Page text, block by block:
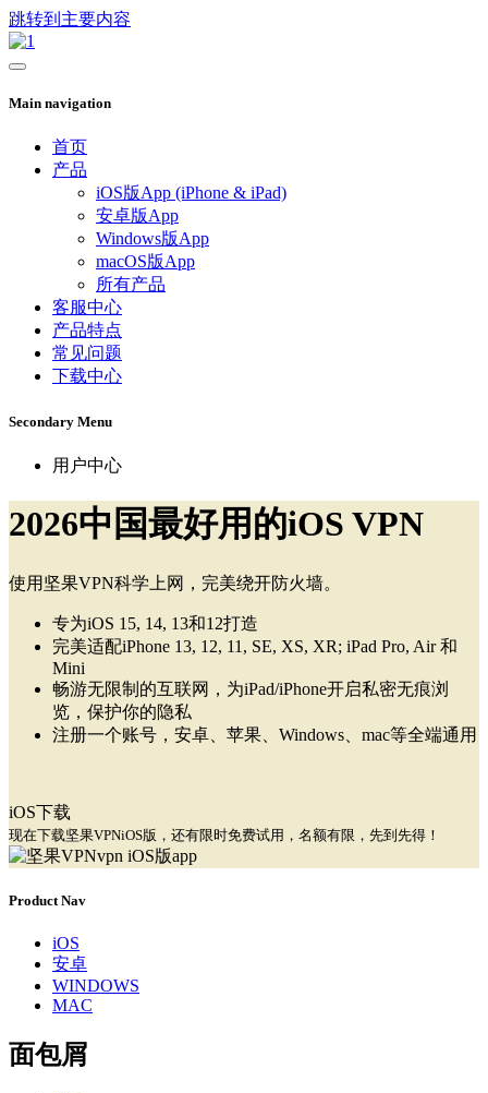
跳转到主要内容
Main navigation
首页
产品
iOS版App (iPhone & iPad)
安卓版App
Windows版App
macOS版App
所有产品
客服中心
产品特点
常见问题
下载中心
Secondary Menu
用户中心
2026中国最好用的iOS VPN
使用坚果VPN科学上网，完美绕开防火墙。
专为iOS 15, 14, 13和12打造
完美适配iPhone 13, 12, 11, SE, XS, XR; iPad Pro, Air 和
Mini
畅游无限制的互联网，为iPad/iPhone开启私密无痕浏
览，保护你的隐私
注册一个账号，安卓、苹果、Windows、mac等全端通用
iOS下载
现在下载坚果VPNiOS版，还有限时免费试用，名额有限，先到先得！
Product Nav
iOS
安卓
WINDOWS
MAC
面包屑